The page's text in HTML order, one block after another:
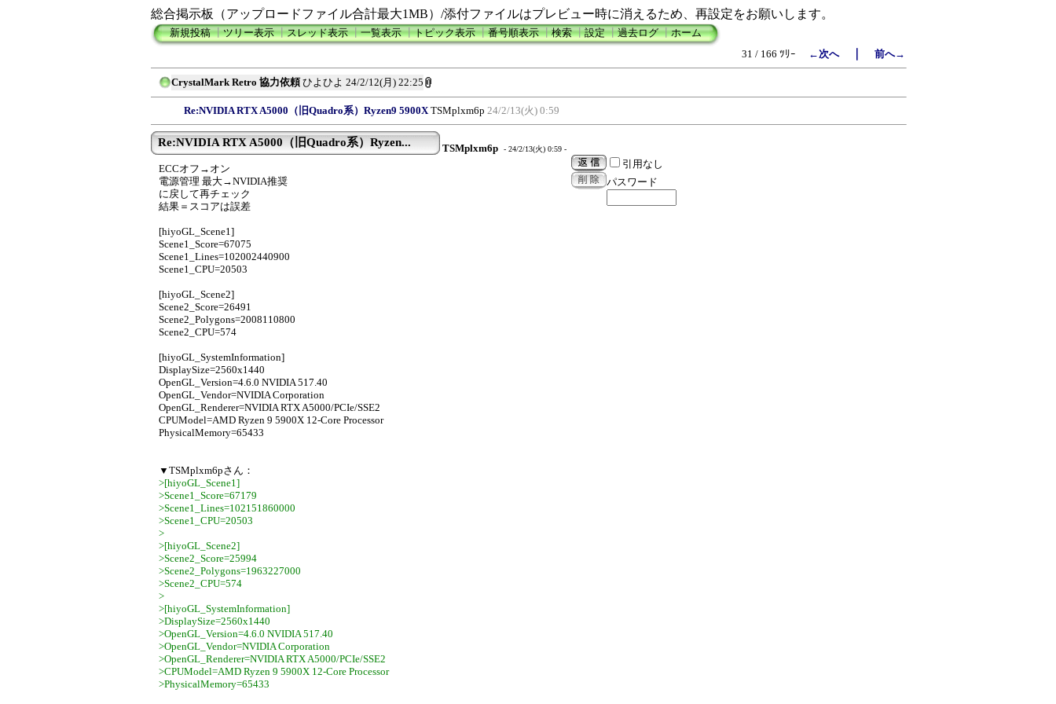
総合掲示板（アップロードファイル合計最大1MB）/添付ファイルはプレビュー時に消えるため、再設定をお願いします。
新規投稿┃ツリー表示┃スレッド表示┃一覧表示┃トピック表示┃番号順表示┃検索┃設定┃過去ログ┃ホーム
31 / 166 ﾂﾘｰ
←次へ｜ 前へ→
CrystalMark Retro 協力依頼 ひよひよ 24/2/12(月) 22:25
Re:NVIDIA RTX A5000（旧Quadro系）Ryzen9 5900X TSMplxm6p 24/2/13(火) 0:59
Re:NVIDIA RTX A5000（旧Quadro系）Ryzen... TSMplxm6p - 24/2/13(火) 0:59 -
ECCオフ→オン
電源管理 最大→NVIDIA推奨
に戻して再チェック
結果＝スコアは誤差
[hiyoGL_Scene1]
Scene1_Score=67075
Scene1_Lines=102002440900
Scene1_CPU=20503
[hiyoGL_Scene2]
Scene2_Score=26491
Scene2_Polygons=2008110800
Scene2_CPU=574
[hiyoGL_SystemInformation]
DisplaySize=2560x1440
OpenGL_Version=4.6.0 NVIDIA 517.40
OpenGL_Vendor=NVIDIA Corporation
OpenGL_Renderer=NVIDIA RTX A5000/PCIe/SSE2
CPUModel=AMD Ryzen 9 5900X 12-Core Processor
PhysicalMemory=65433
▼TSMplxm6pさん：
>[hiyoGL_Scene1]
>Scene1_Score=67179
>Scene1_Lines=102151860000
>Scene1_CPU=20503
>
>[hiyoGL_Scene2]
>Scene2_Score=25994
>Scene2_Polygons=1963227000
>Scene2_CPU=574
>
>[hiyoGL_SystemInformation]
>DisplaySize=2560x1440
>OpenGL_Version=4.6.0 NVIDIA 517.40
>OpenGL_Vendor=NVIDIA Corporation
>OpenGL_Renderer=NVIDIA RTX A5000/PCIe/SSE2
>CPUModel=AMD Ryzen 9 5900X 12-Core Processor
>PhysicalMemory=65433
引用なし
パスワード